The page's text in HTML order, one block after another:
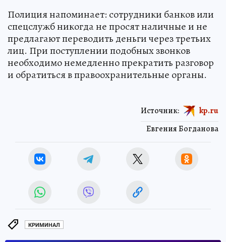
Полиция напоминает: сотрудники банков или
спецслужб никогда не просят наличные и не
предлагают переводить деньги через третьих
лиц. При поступлении подобных звонков
необходимо немедленно прекратить разговор
и обратиться в правоохранительные органы.
Евгения Богданова
Источник: kp.ru
КРИМИНАЛ